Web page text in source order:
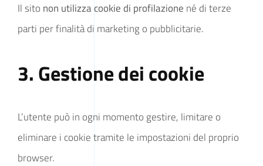
Il sito non utilizza cookie di profilazione né di terze
parti per finalità di marketing o pubblicitarie.
3. Gestione dei cookie
L’utente può in ogni momento gestire, limitare o
eliminare i cookie tramite le impostazioni del proprio
browser.